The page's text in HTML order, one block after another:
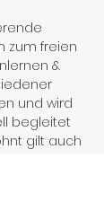
zum freien
&
und wird
begleitet
gilt auch